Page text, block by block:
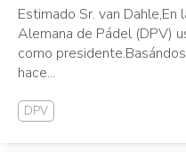
Estimado Sr. van
Alemana de Pádel (DPV)
como
hace...
DPV